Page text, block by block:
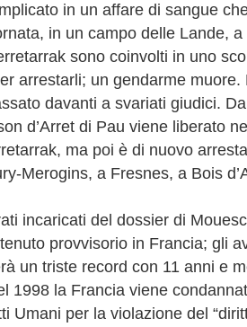
in un affare di sangue
in un campo delle Lande,
sono coinvolti in uno
arrestarli; un gendarme muore.
davanti a svariati giudici.
d’Arret di Pau viene liberato
ma poi è di nuovo
Merogins, a Fresnes, a Bois
incaricati del dossier di
provvisorio in Francia; gli
un triste record con 11 anni e
1998 la Francia viene
Umani per la violazione del